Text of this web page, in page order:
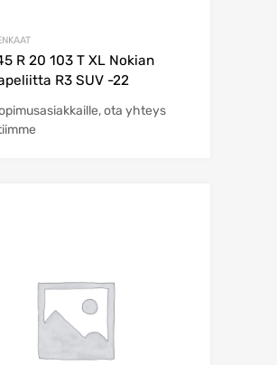
R 20 103 T XL Nokian
R3 SUV -22
ota yhteys